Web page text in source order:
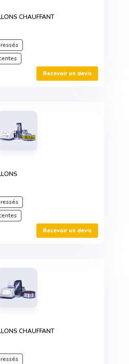
CHAUFFANT
Recevoir un devis
Recevoir un devis
CHAUFFANT